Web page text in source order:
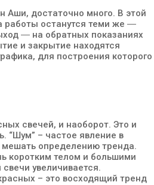
Аши, достаточно много. В этой
работы останутся теми же ―
― на обратных показаниях
и закрытие находятся
для построения которого
свечей, и наоборот. Это и
“Шум” – частое явление в
определению тренда.
коротким телом и большими
увеличивается.
– это восходящий тренд